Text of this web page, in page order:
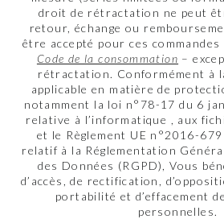
droit de rétractation ne peut
retour, échange ou
être accepté pour ces commandes
Code de la consommation –
rétractation. Conformément à
applicable en matière de
notamment la loi n°78-17 du 6
relative à l’informatique , aux
et le Règlement UE n°2016-
relatif à la Réglementation
des Données (RGPD), Vous
d’accès, de rectification,
portabilité et d’effacement
personnelles.